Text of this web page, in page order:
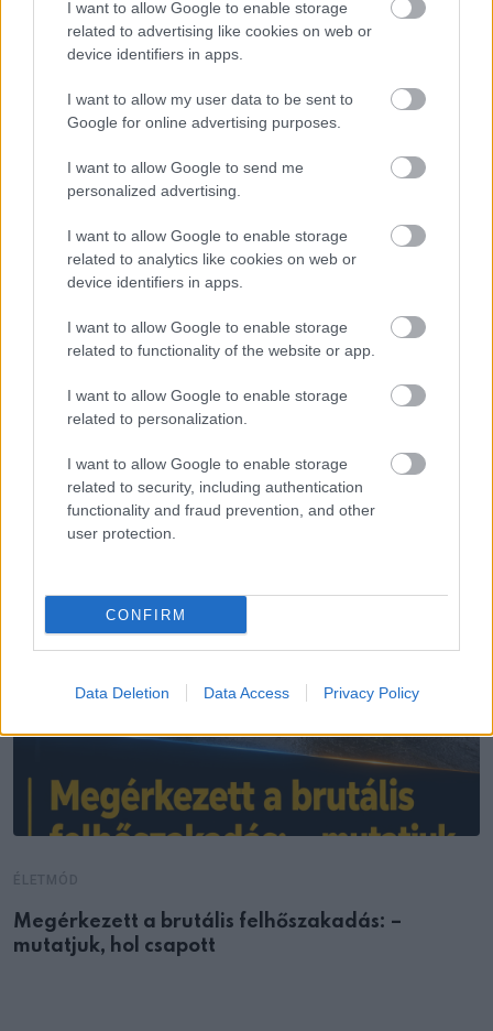
I want to allow Google to enable storage
related to advertising like cookies on web or
device identifiers in apps.
I want to allow my user data to be sent to
Google for online advertising purposes.
I want to allow Google to send me
personalized advertising.
I want to allow Google to enable storage
related to analytics like cookies on web or
device identifiers in apps.
I want to allow Google to enable storage
related to functionality of the website or app.
I want to allow Google to enable storage
related to personalization.
I want to allow Google to enable storage
related to security, including authentication
functionality and fraud prevention, and other
user protection.
CONFIRM
Data Deletion Data Access Privacy Policy
lányának”
Íme, hogy hogyan változott,
amikor betöltötte a 17. életévét
KÖVETKEZŐ POSZT
VICC: Az orosz hűtőgépgyár öreg munkása
További bejegyzések
Megérkezett a brutális felhőszakadás: –
mutatjuk, hol csapott